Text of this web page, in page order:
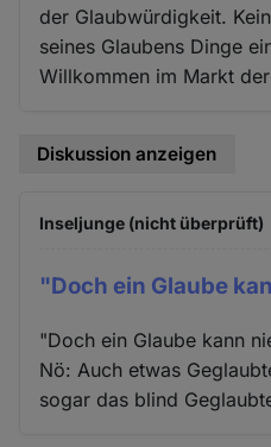
der Glaubwürdigkeit.
seines Glaubens Dinge
Willkommen im Markt
Diskussion anzeigen
Inseljunge (nicht überprüft)
"Doch ein Glaube
"Doch ein Glaube kann
Nö: Auch etwas
sogar das blind